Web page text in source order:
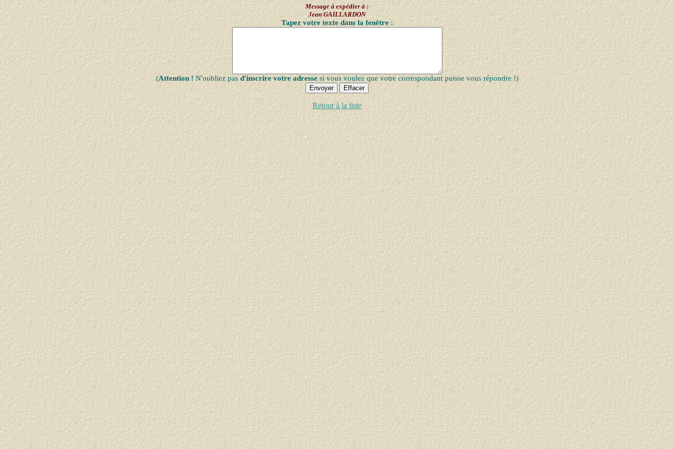
Message à expédier à :
Jean GAILLARDON
Tapez votre texte dans la fenêtre :
(Attention !N'oubliez pasd'inscrire votre adressesi vous voulez que votre correspondant puisse vous répondre !)
Retour à la liste